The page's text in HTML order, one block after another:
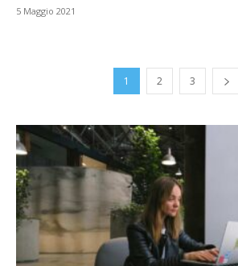
5 Maggio 2021
1 2 3